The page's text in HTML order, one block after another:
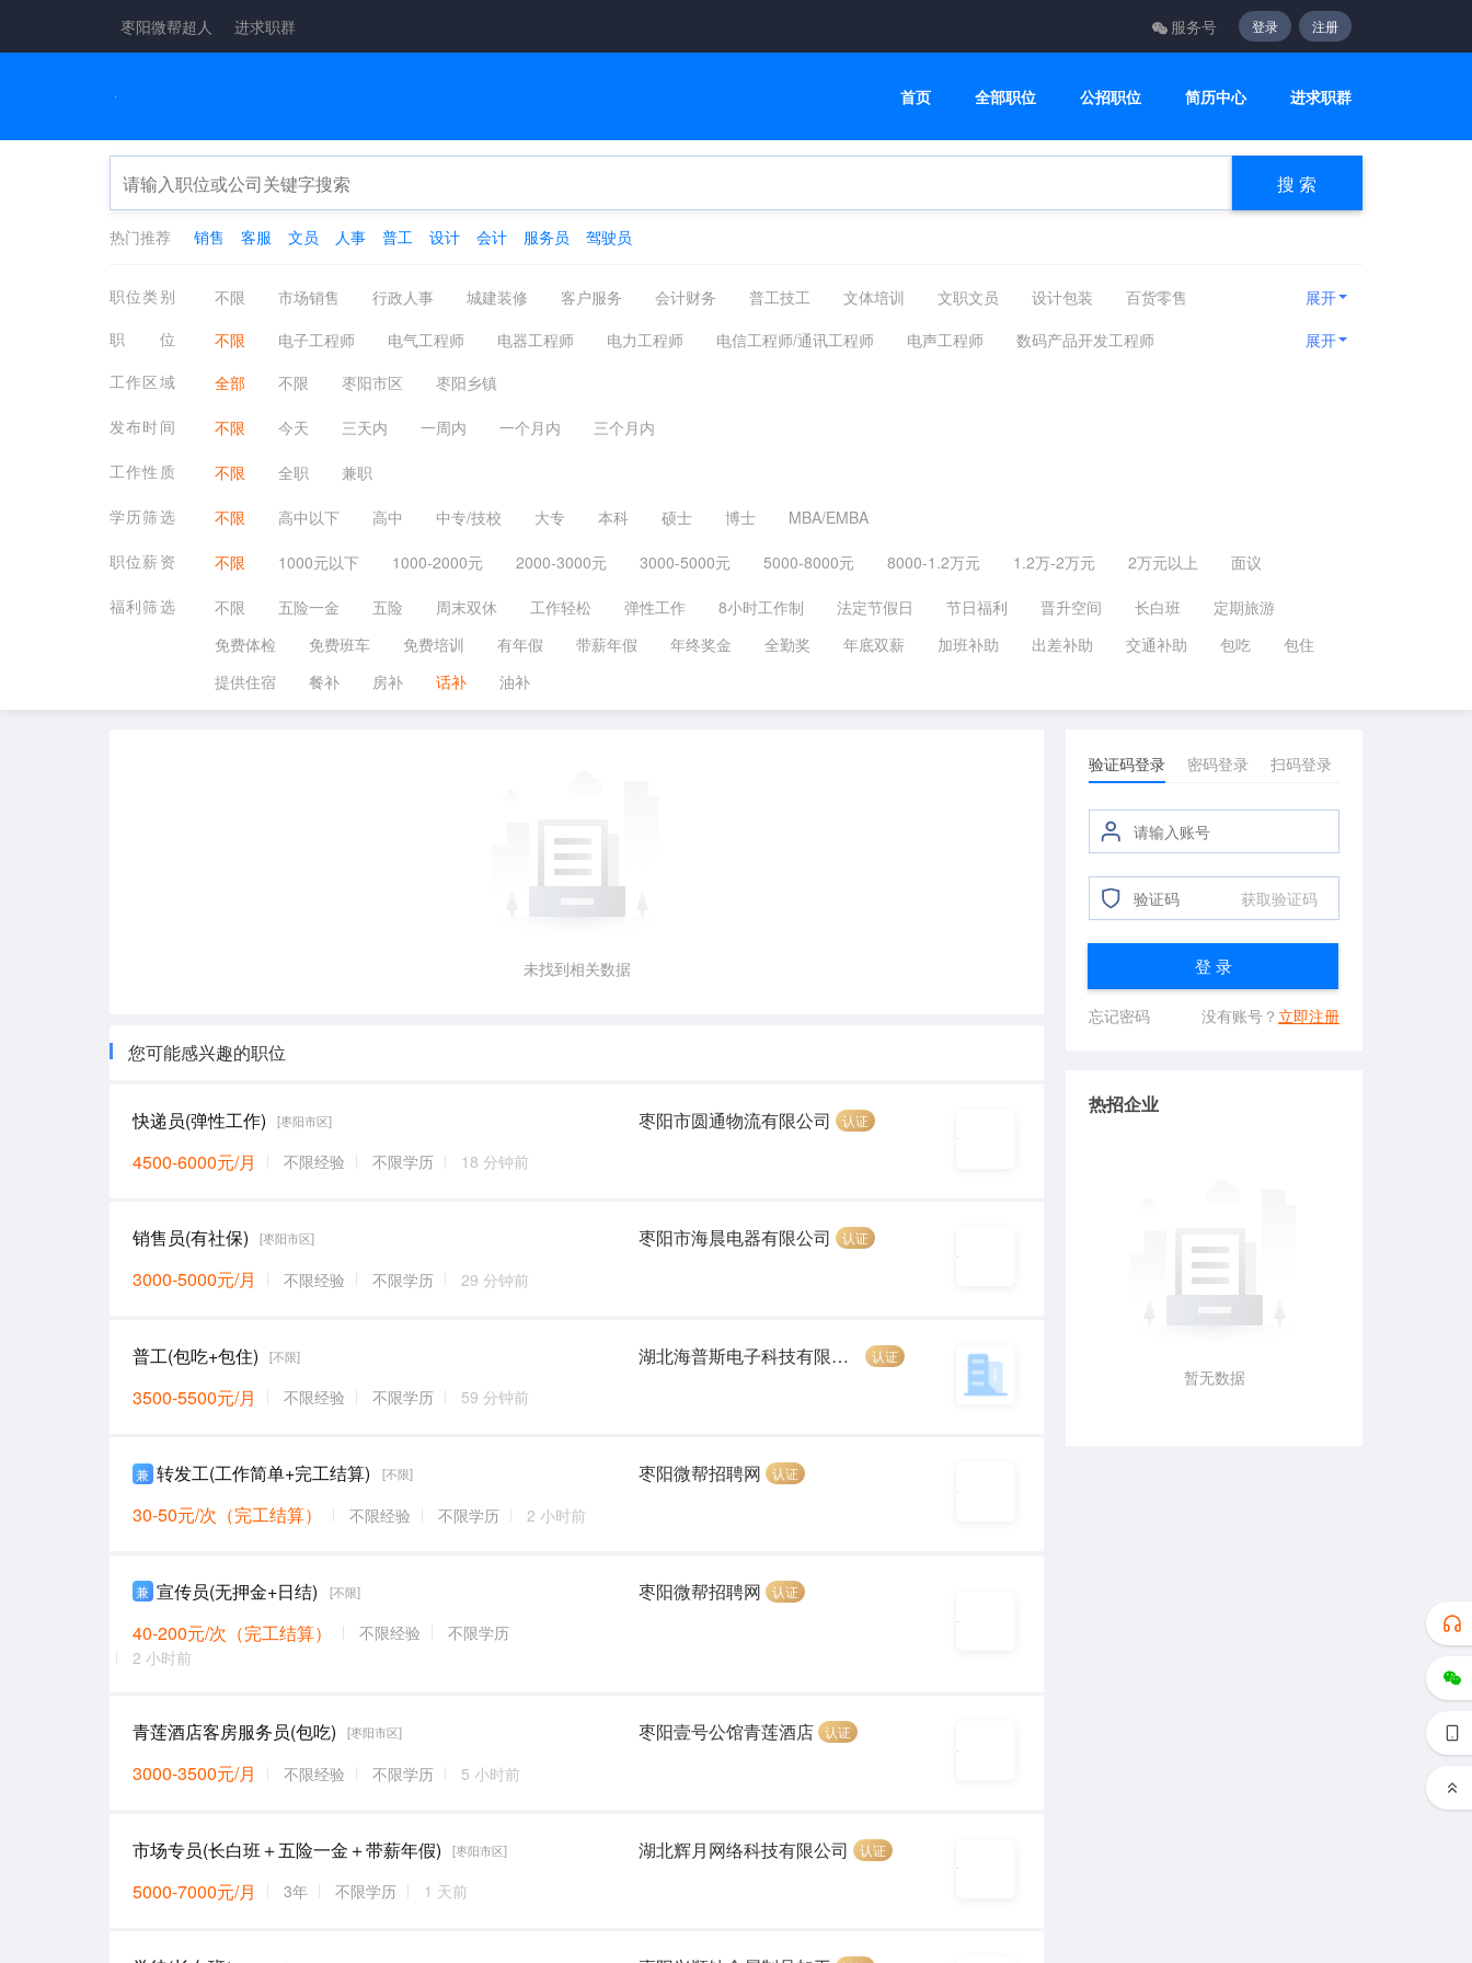
枣阳微帮超人 进求职群 服务号 登录 注册
首页 全部职位 公招职位 简历中心 进求职群
搜 索
热门推荐 销售 客服 文员 人事 普工 设计 会计 服务员 驾驶员
职位类别 不限 市场销售 行政人事 城建装修 客户服务 会计财务 普工技工 文体培训 文职文员 设计包装
百货零售
工厂工业
酒店餐饮 金融保险 高级管理 物流贸易 司机后勤 网络通信 机械仪表 咨询顾问 电子电气
医疗保健
翻译法律 轻工工艺
展开
职位
不限 电子工程师 电气工程师 电器工程师 电力工程师 电信工程师/通讯工程师 电声工程师
数码产品开发工程师
单片机/DSP/底层软件开发
电路（布线）设计
展开
工作区域
全部 不限 枣阳市区
枣阳乡镇
发布时间
不限 今天 三天内 一周内 一个月内
三个月内
工作性质
不限 全职
兼职
学历筛选
不限 高中以下 高中 中专/技校 大专 本科 硕士 博士
MBA/EMBA
职位薪资
不限 1000元以下 1000-2000元 2000-3000元 3000-5000元 5000-8000元 8000-1.2万元 1.2万-2万元 2万元以上
面议
福利筛选
不限 五险一金 五险 周末双休 工作轻松 弹性工作 8小时工作制 法定节假日 节日福利 晋升空间 长白班
定期旅游
免费体检
免费班车 免费培训 有年假 带薪年假 年终奖金 全勤奖 年底双薪 加班补助 出差补助 交通补助 包吃
包住
提供住宿
餐补 房补 话补 油补
未找到相关数据
您可能感兴趣的职位
快递员(弹性工作) [枣阳市区]
4500-6000元/月 不限经验 不限学历 18 分钟前
枣阳市圆通物流有限公司 认证
销售员(有社保) [枣阳市区]
3000-5000元/月 不限经验 不限学历 29 分钟前
枣阳市海晨电器有限公司 认证
普工(包吃+包住) [不限]
3500-5500元/月 不限经验 不限学历 59 分钟前
湖北海普斯电子科技有限公司 认证
兼 转发工(工作简单+完工结算) [不限]
30-50元/次（完工结算） 不限经验 不限学历 2 小时前
枣阳微帮招聘网 认证
兼 宣传员(无押金+日结) [不限]
40-200元/次（完工结算） 不限经验
不限学历
2 小时前
枣阳微帮招聘网 认证
青莲酒店客房服务员(包吃) [枣阳市区]
3000-3500元/月 不限经验 不限学历 5 小时前
枣阳壹号公馆青莲酒店 认证
市场专员(长白班＋五险一金＋带薪年假) [枣阳市区]
5000-7000元/月 3年 不限学历 1 天前
湖北辉月网络科技有限公司 认证
验证码登录 密码登录 扫码登录
获取验证码
登 录
忘记密码 没有账号？ 立即注册
热招企业
暂无数据